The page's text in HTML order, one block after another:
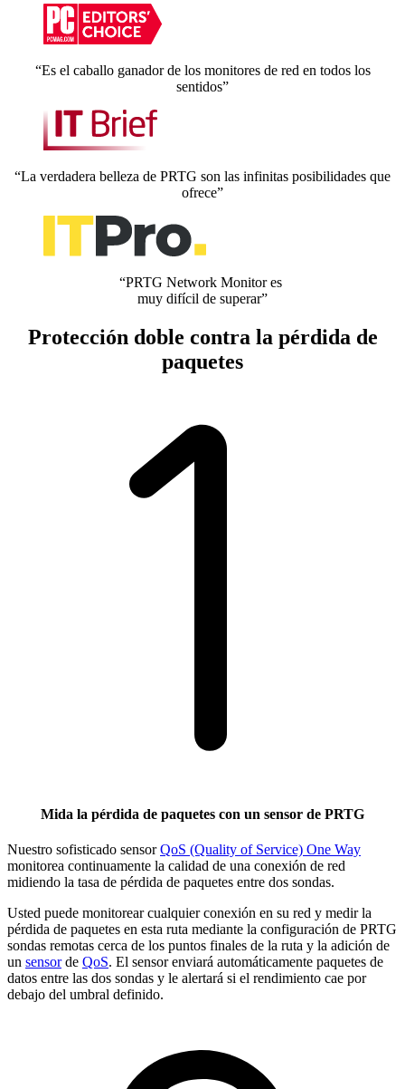
“Es el caballo ganador de los monitores de red en todos los
sentidos”
“La verdadera belleza de PRTG son las infinitas posibilidades que
ofrece”
“PRTG Network Monitor es
muy difícil de superar”
Protección doble contra la pérdida de
paquetes
Mida la pérdida de paquetes con un sensor de PRTG
Nuestro sofisticado sensorQoS (Quality of Service) One Way
monitorea continuamente la calidad de una conexión de red
midiendo la tasa de pérdida de paquetes entre dos sondas.
Usted puede monitorear cualquier conexión en su red y medir la
pérdida de paquetes en esta ruta mediante la configuración de PRTG
sondas remotas cerca de los puntos finales de la ruta y la adición de
un sensorde QoS. El sensor enviará automáticamente paquetes de
datos entre las dos sondas y le alertará si el rendimiento cae por
debajo del umbral definido.